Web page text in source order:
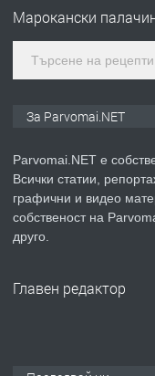
ПРЕДЛАГА
Марокански
За Parvomai.NET
Parvomai.NET е
Всички статии,
графични и видео
собственост на
друго.
Главен редактор